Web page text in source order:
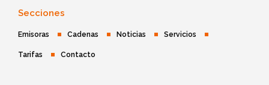
Secciones
Emisoras Cadenas Noticias Servicios
Tarifas Contacto